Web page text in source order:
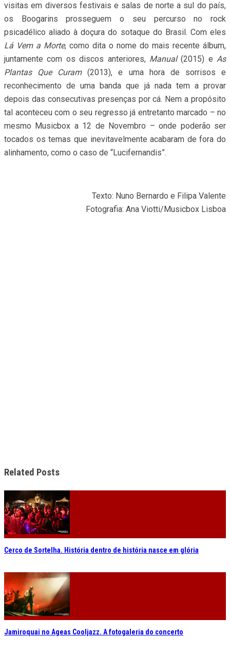
visitas em diversos festivais e salas de norte a sul do país,
os Boogarins prosseguem o seu percurso no rock
psicadélico aliado à doçura do sotaque do Brasil. Com eles
Lá Vem a Morte, como dita o nome do mais recente álbum,
juntamente com os discos anteriores, Manual(2015) e As
Plantas Que Curam(2013), e uma hora de sorrisos e
reconhecimento de uma banda que já nada tem a provar
depois das consecutivas presenças por cá. Nem a propósito
tal aconteceu com o seu regresso já entretanto marcado – no
mesmo Musicbox a 12 de Novembro – onde poderão ser
tocados os temas que inevitavelmente acabaram de fora do
alinhamento, como o caso de “Lucifernandis”.
Texto: Nuno Bernardo e Filipa Valente
Fotografia: Ana Viotti/Musicbox Lisboa
Related Posts
Cerco de Sortelha. História dentro de história nasce em glória
Jamiroquai no Ageas Cooljazz. A fotogaleria do concerto